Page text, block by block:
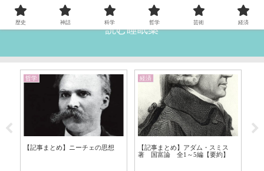
読む睡眠薬
哲学
【記事まとめ】ニーチェの思想
経済
【記事まとめ】アダム・スミス
著 国富論 全1～5編【要約】
歴史 神話 科学 哲学 芸術 経済